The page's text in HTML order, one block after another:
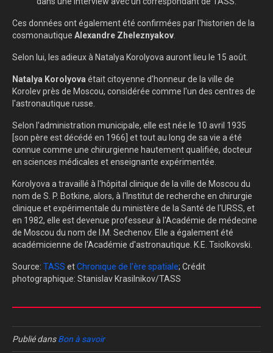
Ces données ont également été confirmées par l'historien de la
cosmonautique Alexandre Zheleznyakov
Selon lui, les adieux à Natalya Korolyova auront lieu le 15 août.
Natalya Korolyova était citoyenne d'honneur de la ville de
Korolev près de Moscou, considérée comme l'un des centres de
l'astronautique russe.
Selon l'administration municipale, elle est née le 10 avril 1935
[son père est décédé en 1966] et tout au long de sa vie a été
connue comme une chirurgienne hautement qualifiée, docteur
en sciences médicales et enseignante expérimentée.
Korolyova a travaillé à l'hôpital clinique de la ville de Moscou du
nom de S. P. Botkine, alors, à l'Institut de recherche en chirurgie
clinique et expérimentale du ministère de la Santé de l'URSS, et
en 1982, elle est devenue professeur à l'Académie de médecine
de Moscou du nom de I.M. Sechenov. Elle a également été
académicienne de l'Académie d'astronautique. K.E. Tsiolkovski.
Source: TASS etChronique de l'ère spatiale; Crédit
photographique: Stanislav Krasilnikov/TASS
Publié dansBon à savoir